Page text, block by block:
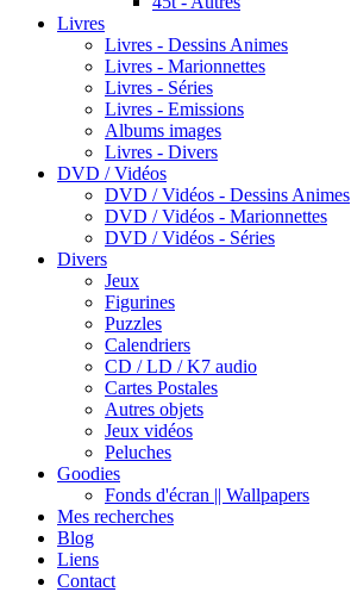
Livres
Livres - Dessins Animes
Livres - Marionnettes
Livres - Séries
Livres - Emissions
Albums images
Livres - Divers
DVD / Vidéos
DVD / Vidéos - Dessins Animes
DVD / Vidéos - Marionnettes
DVD / Vidéos - Séries
Divers
Jeux
Figurines
Puzzles
Calendriers
CD / LD / K7 audio
Cartes Postales
Autres objets
Jeux vidéos
Peluches
Goodies
Fonds d'écran || Wallpapers
Mes recherches
Blog
Liens
Contact